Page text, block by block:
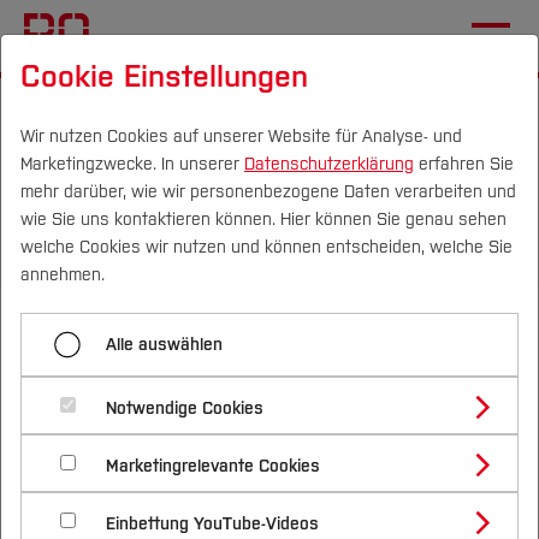
Campus Personen DE|EN Quicklinks
Studium
Studienangebote
Bachelorstudiengänge
Masterstudiengänge
Vor dem Studium
Bewerben & Einschreiben
Bewerbungsportal
Im Studium
Studienbüros und Prüfungen
Nach dem Studium
Forschung & Transfer
Profil
Forschungs- und Transferprofil
Schwerpunkte (FuT)
Beratung & Förderung
Nachhaltigkeit
Nachhaltigkeit studieren
International
Gesundheitscampus
Menü aufklappen
MFA-InfoPage
Anleitungen
Materialien
Gesundheitscampus
IT-Dienste für Studierende
am Gesundheitscampus
Zwei Hochschul-Accounts – zwei
Cookie Einstellungen
Wir nutzen Cookies auf unserer Website für Analyse- und
Marketingzwecke. In unserer Datenschutzerklärung erfahren Sie
mehr darüber, wie wir personenbezogene Daten verarbeiten und
wie Sie uns kontaktieren können. Hier können Sie genau sehen
welche Cookies wir nutzen und können entscheiden, welche Sie
annehmen.
Alle auswählen
Notwendige Cookies
Marketingrelevante Cookies
Einbettung YouTube-Videos